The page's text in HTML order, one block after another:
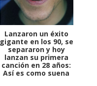
Lanzaron un éxito
gigante en los 90, se
separaron y hoy
lanzan su primera
canción en 28 años:
Así es como suena